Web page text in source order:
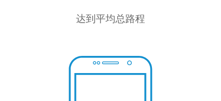
达到平均总路程